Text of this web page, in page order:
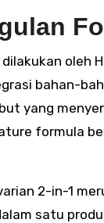
oleh
bahan-
yang
formula
2-in-1
satu